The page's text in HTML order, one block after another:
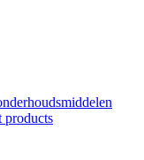
products